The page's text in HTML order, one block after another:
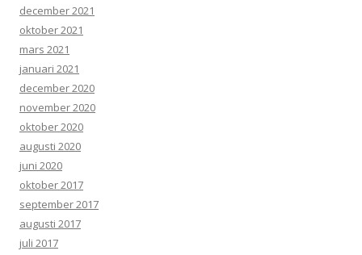
december 2021
oktober 2021
mars 2021
januari 2021
december 2020
november 2020
oktober 2020
augusti 2020
juni 2020
oktober 2017
september 2017
augusti 2017
juli 2017